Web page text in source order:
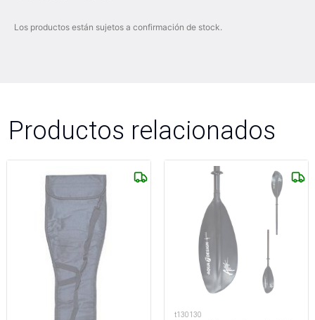
Los productos están sujetos a confirmación de stock.
Productos relacionados
t130130